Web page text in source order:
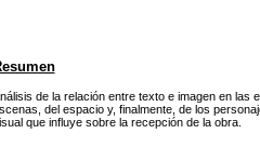
de la relación entre texto e imagen en las
del espacio y, finalmente, de los
que influye sobre la recepción de la obra.